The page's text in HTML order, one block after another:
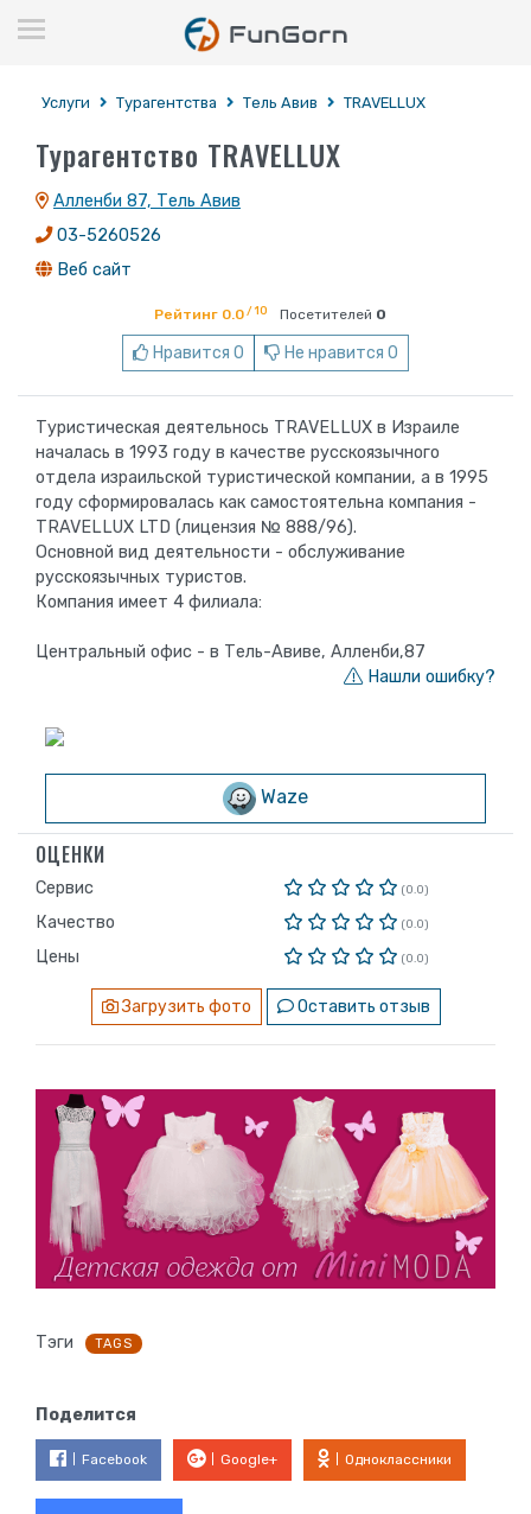
Услуги Турагентства Тель Авив TRAVELLUX
Турагентство TRAVELLUX
Алленби 87, Тель Авив
03-5260526
Веб сайт
Рейтинг 0.0/ 10 Посетителей 0
Нравится 0 Не нравится 0
Туристическая деятельнось TRAVELLUX в Израиле
началась в 1993 году в качестве русскоязычного
отдела израильской туристической компании, а в 1995
году сформировалась как самостоятельна компания -
TRAVELLUX LTD (лицензия № 888/96).
Основной вид деятельности - обслуживание
русскоязычных туристов.
Компания имеет 4 филиала:
Центральный офис - в Тель-Авиве, Алленби,87
Нашли ошибку?
Waze
ОЦЕНКИ
Сервис (0.0)
Качество (0.0)
Цены (0.0)
Загрузить фото Оставить отзыв
Тэги TAGS
Поделится
Facebook Google+ Одноклассники